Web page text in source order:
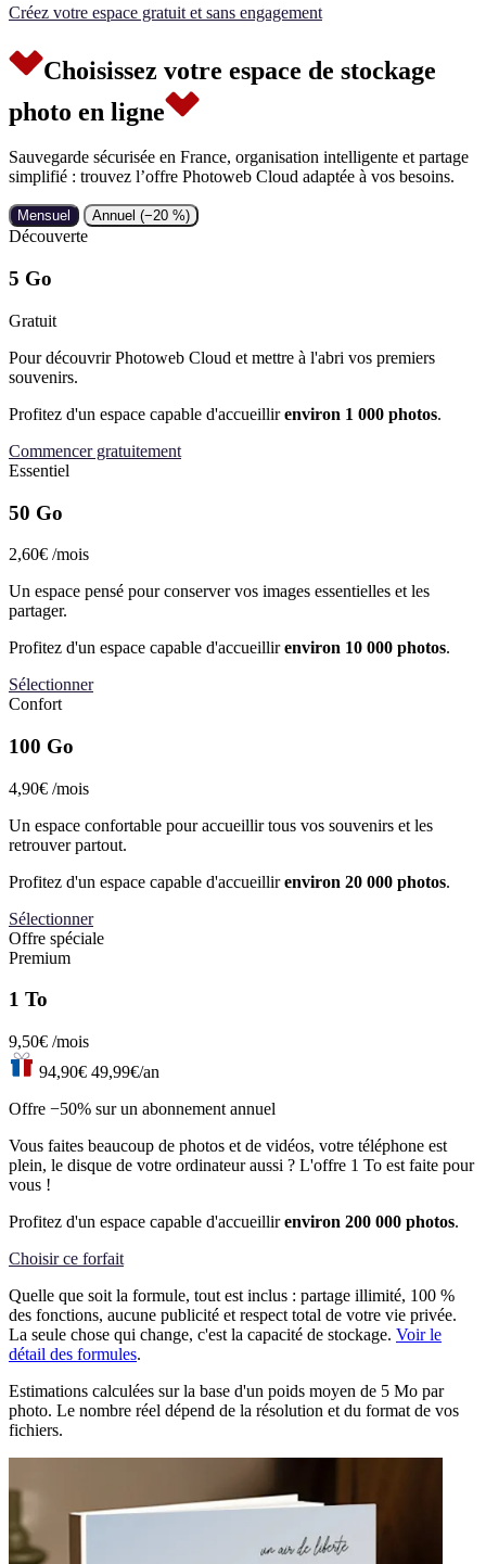
Créez votre espace gratuit et sans engagement
Choisissez votre espace de stockage
photo en ligne
Sauvegarde sécurisée en France, organisation intelligente et partage
simplifié : trouvez l’offre Photoweb Cloud adaptée à vos besoins.
Mensuel Annuel (−20 %)
Découverte
5 Go
Gratuit
Pour découvrir Photoweb Cloud et mettre à l'abri vos premiers
souvenirs.
Profitez d'un espace capable d'accueillirenviron 1 000 photos.
Commencer gratuitement
Essentiel
50 Go
2,60€ /mois
Un espace pensé pour conserver vos images essentielles et les
partager.
Profitez d'un espace capable d'accueillirenviron 10 000 photos.
Sélectionner
Confort
100 Go
4,90€ /mois
Un espace confortable pour accueillir tous vos souvenirs et les
retrouver partout.
Profitez d'un espace capable d'accueillirenviron 20 000 photos.
Sélectionner
Offre spéciale
Premium
1 To
9,50€ /mois
94,90€ 49,99€/an
Offre −50% sur un abonnement annuel
Vous faites beaucoup de photos et de vidéos, votre téléphone est
plein, le disque de votre ordinateur aussi ? L'offre 1 To est faite pour
vous !
Profitez d'un espace capable d'accueillirenviron 200 000 photos.
Choisir ce forfait
Quelle que soit la formule, tout est inclus : partage illimité, 100 %
des fonctions, aucune publicité et respect total de votre vie privée.
La seule chose qui change, c'est la capacité de stockage. Voir le
détail des formules.
Estimations calculées sur la base d'un poids moyen de 5 Mo par
photo. Le nombre réel dépend de la résolution et du format de vos
fichiers.